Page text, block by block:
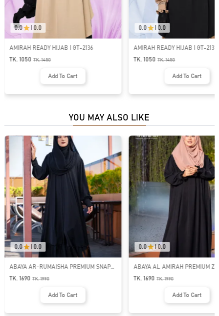
0.0 0.0
AMIRAH READY HIJAB | GT-2136
TK. 1050 TK.1450
Add To Cart
0.0 0.0
AMIRAH READY HIJAB | GT-2131
TK. 1050
TK.1450
Add To Cart
YOU MAY ALSO LIKE
0.0 0.0
ABAYA AR-RUMAISHA PREMIUM SNAP
BUTTON ABAYA
TK. 1690 TK.1990
Add To Cart
0.0 | 0.0
ABAYA AL‑AMIRAH PREMIUM
NECK ABAYA
TK. 1690 TK.1990
Add To Cart